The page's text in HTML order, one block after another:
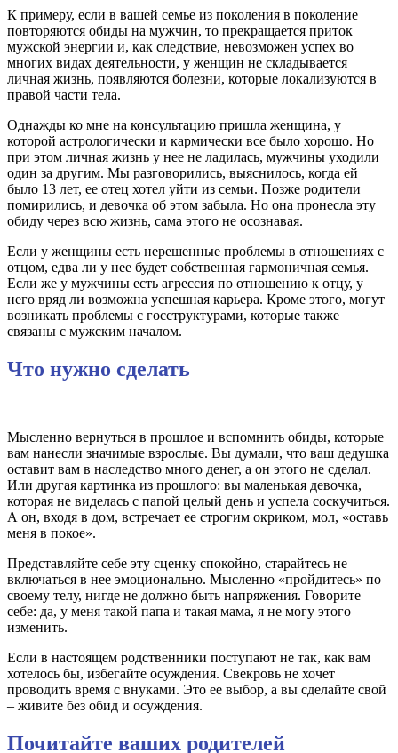
К примеру, если в вашей семье из поколения в поколение
повторяются обиды на мужчин, то прекращается приток
мужской энергии и, как следствие, невозможен успех во
многих видах деятельности, у женщин не складывается
личная жизнь, появляются болезни, которые локализуются в
правой части тела.
Однажды ко мне на консультацию пришла женщина, у
которой астрологически и кармически все было хорошо. Но
при этом личная жизнь у нее не ладилась, мужчины уходили
один за другим. Мы разговорились, выяснилось, когда ей
было 13 лет, ее отец хотел уйти из семьи. Позже родители
помирились, и девочка об этом забыла. Но она пронесла эту
обиду через всю жизнь, сама этого не осознавая.
Если у женщины есть нерешенные проблемы в отношениях с
отцом, едва ли у нее будет собственная гармоничная семья.
Если же у мужчины есть агрессия по отношению к отцу, у
него вряд ли возможна успешная карьера. Кроме этого, могут
возникать проблемы с госструктурами, которые также
связаны с мужским началом.
Что нужно сделать
Мысленно вернуться в прошлое и вспомнить обиды, которые
вам нанесли значимые взрослые. Вы думали, что ваш дедушка
оставит вам в наследство много денег, а он этого не сделал.
Или другая картинка из прошлого: вы маленькая девочка,
которая не виделась с папой целый день и успела соскучиться.
А он, входя в дом, встречает ее строгим окриком, мол, «оставь
меня в покое».
Представляйте себе эту сценку спокойно, старайтесь не
включаться в нее эмоционально. Мысленно «пройдитесь» по
своему телу, нигде не должно быть напряжения. Говорите
себе: да, у меня такой папа и такая мама, я не могу этого
изменить.
Если в настоящем родственники поступают не так, как вам
хотелось бы, избегайте осуждения. Свекровь не хочет
проводить время с внуками. Это ее выбор, а вы сделайте свой
– живите без обид и осуждения.
Почитайте ваших родителей